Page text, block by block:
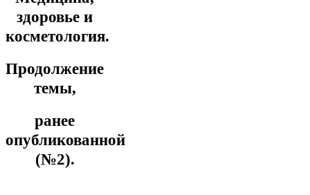
здоровье и
косметология.
Продолжение
темы,
ранее
опубликованной
(№2).